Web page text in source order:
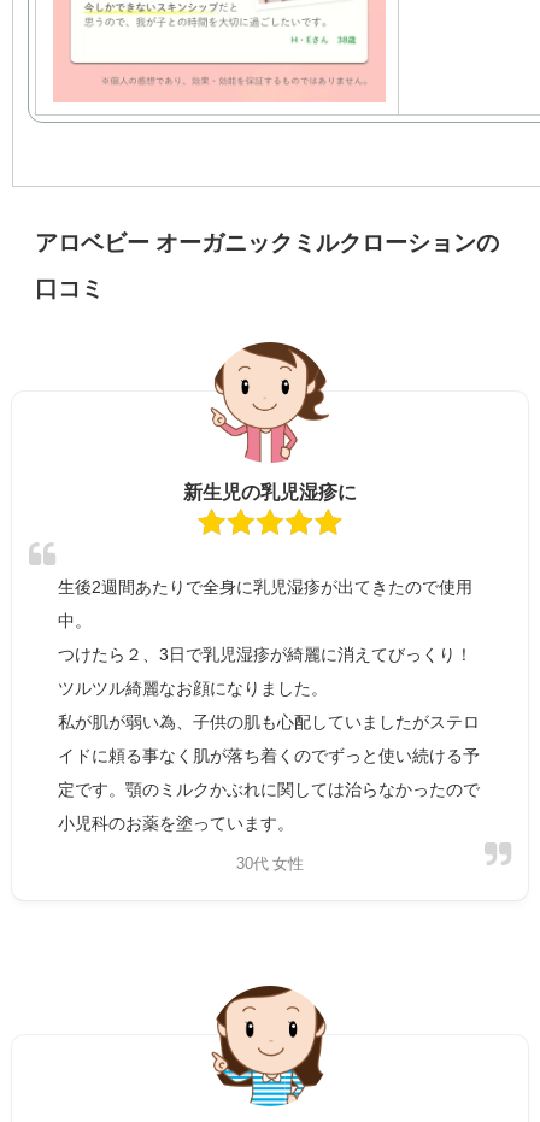
アロベビー オーガニックミルクローションの
口コミ
新生児の乳児湿疹に
生後2週間あたりで全身に乳児湿疹が出てきたので使用
中。
つけたら２、3日で乳児湿疹が綺麗に消えてびっくり！
ツルツル綺麗なお顔になりました。
私が肌が弱い為、子供の肌も心配していましたがステロ
イドに頼る事なく肌が落ち着くのでずっと使い続ける予
定です。顎のミルクかぶれに関しては治らなかったので
小児科のお薬を塗っています。
30代 女性